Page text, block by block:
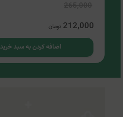
212,000 تومان
اضافه کردن به سبد خرید